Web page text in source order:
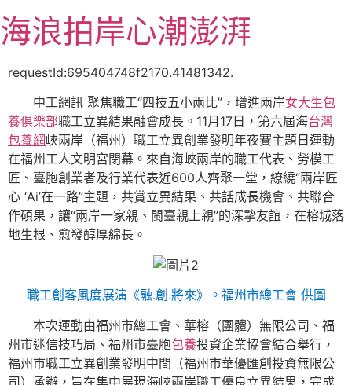
至
主海浪拍岸心潮澎湃
requestId:695404748f2170.41481342.
中工網訊 聚焦職工“四技五小兩比”，增進兩岸女大生包
養俱樂部職工立異結果融會成長。11月17日，第六屆海台灣
包養網峽兩岸（福州）職工立異創業發明年夜賽主題日運動
在福州工人文明宮閉幕。來自海峽兩岸的職工代表、勞模工
匠、臺胞創業者及行業代表近600人齊聚一堂，繚繞“兩岸匠
心 ‘Ai’在一路”主題，共賞立異結果、共話成長機會、共聯合
作碩果，讓“兩岸一家親、閩臺親上親”的深摯友誼，在榕城落
地生根、愈發醇厚綿長。
職工創客風度展演《融.創.將來》。福州市總工會 供圖
本次運動由福州市總工會、華榕（團體）無限公司、福
州市迷信技巧局、福州市臺胞包養投資企業協會結合舉行，
福州市職工立異創業發明中間（福州市華優匯創投資無限公
司）承辦，旨在集中展現海峽兩岸職工優良立異結果，完成